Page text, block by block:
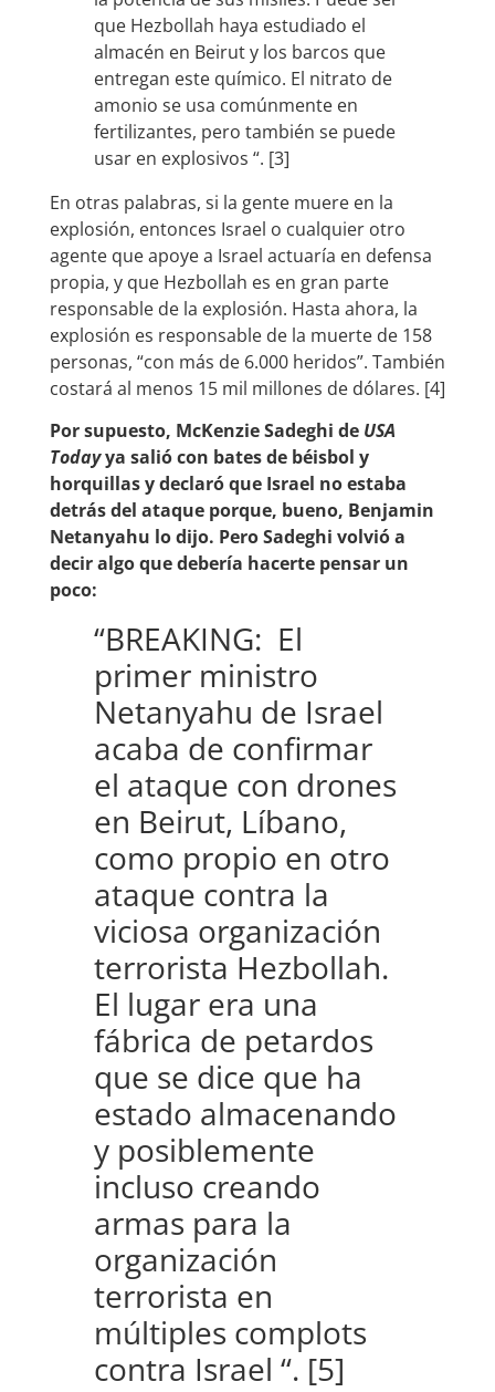
que Hezbollah haya estudiado el
almacén en Beirut y los barcos que
entregan este químico. El nitrato de
amonio se usa comúnmente en
fertilizantes, pero también se puede
usar en explosivos “. [3]
En otras palabras, si la gente muere en la
explosión, entonces Israel o cualquier otro
agente que apoye a Israel actuaría en defensa
propia, y que Hezbollah es en gran parte
responsable de la explosión. Hasta ahora, la
explosión es responsable de la muerte de 158
personas, “con más de 6.000 heridos”. También
costará al menos 15 mil millones de dólares. [4]
Por supuesto, McKenzie Sadeghi de USA
Todayya salió con bates de béisbol y
horquillas y declaró que Israel no estaba
detrás del ataque porque, bueno, Benjamin
Netanyahu lo dijo. Pero Sadeghi volvió a
decir algo que debería hacerte pensar un
poco:
“BREAKING: El
primer ministro
Netanyahu de Israel
acaba de confirmar
el ataque con drones
en Beirut, Líbano,
como propio en otro
ataque contra la
viciosa organización
terrorista Hezbollah.
El lugar era una
fábrica de petardos
que se dice que ha
estado almacenando
y posiblemente
incluso creando
armas para la
organización
terrorista en
múltiples complots
contra Israel “. [5]